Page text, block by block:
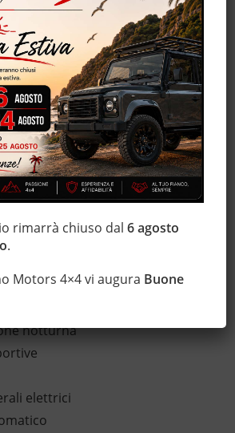
elettronico
dei segnali stradali
interamente digitale
sdoppiato
notturna
elettrici
rimarrà chiuso dal6 agosto
.
Motors 4×4 vi augura Buone